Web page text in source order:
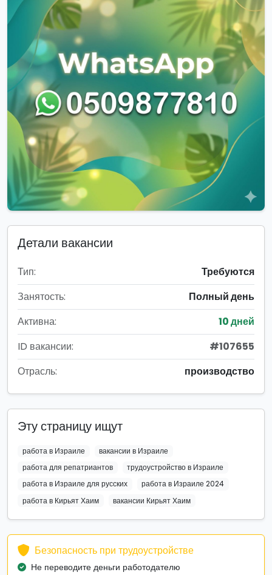
Детали вакансии
Тип:
Требуются
Занятость:
Полный день
Активна:
10 дней
ID вакансии:
#107655
Отрасль:
производство
Эту страницу ищут
работа в Израиле
вакансии в Израиле
работа для репатриантов
трудоустройство в Израиле
работа в Израиле для русских
работа в Израиле 2024
работа в Кирьят Хаим
вакансии Кирьят Хаим
Безопасность при трудоустройстве
Не переводите деньги работодателю